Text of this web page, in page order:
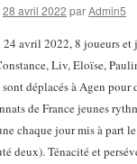
28 avril 2022 parAdmin5
24 avril 2022, 8 joueurs et
Liv, Eloïse,
sont déplacés à Agen pour
de France jeunes
chaque jour mis à part
deux). Ténacité et